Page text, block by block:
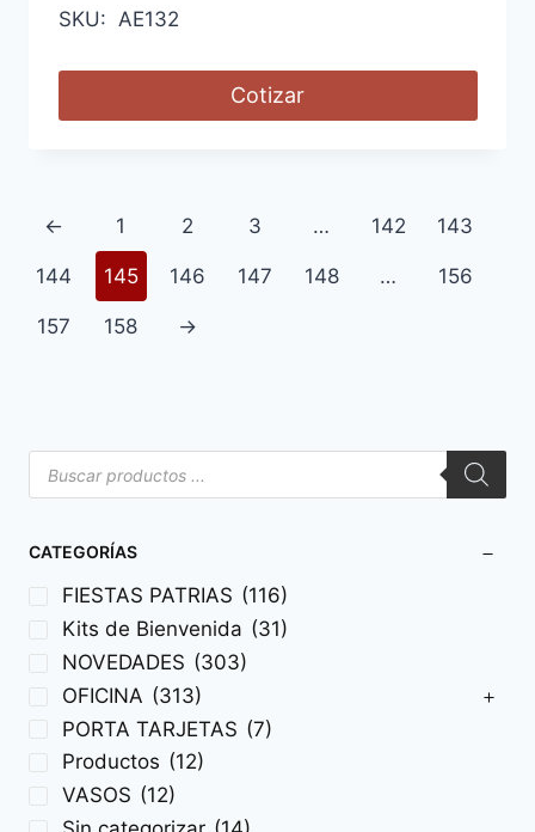
SKU: AE132
Cotizar
← 1 2 3 … 142 143
144 145 146 147 148 … 156
157 158 →
CATEGORÍAS
FIESTAS PATRIAS (116)
Kits de Bienvenida (31)
NOVEDADES (303)
OFICINA (313)
PORTA TARJETAS (7)
Productos (12)
VASOS (12)